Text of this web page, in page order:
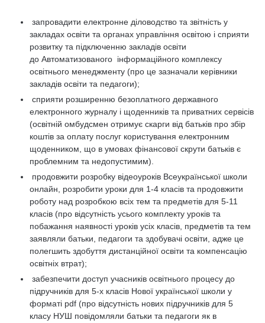
запровадити електронне діловодство та звітність у
закладах освіти та органах управління освітою і сприяти
розвитку та підключенню закладів освіти
до Автоматизованого інформаційного комплексу
освітнього менеджменту (про це зазначали керівники
закладів освіти та педагоги);
сприяти розширенню безоплатного державного
електронного журналу і щоденників та приватних сервісів
(освітній омбудсмен отримує скарги від батьків про збір
коштів за оплату послуг користування електронним
щоденником, що в умовах фінансової скрути батьків є
проблемним та недопустимим).
продовжити розробку відеоуроків Всеукраїнської школи
онлайн, розробити уроки для 1-4 класів та продовжити
роботу над розробкою всіх тем та предметів для 5-11
класів (про відсутність усього комплекту уроків та
побажання наявності уроків усіх класів, предметів та тем
заявляли батьки, педагоги та здобувачі освіти, адже це
полегшить здобуття дистанційної освіти та компенсацію
освітніх втрат);
забезпечити доступ учасників освітнього процесу до
підручників для 5-х класів Нової української школи у
форматі pdf (про відсутність нових підручників для 5
класу НУШ повідомляли батьки та педагоги як в